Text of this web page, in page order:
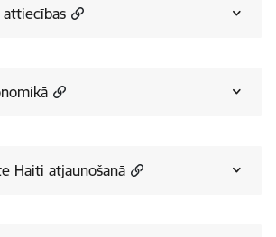
attiecības
Haiti atjaunošanā